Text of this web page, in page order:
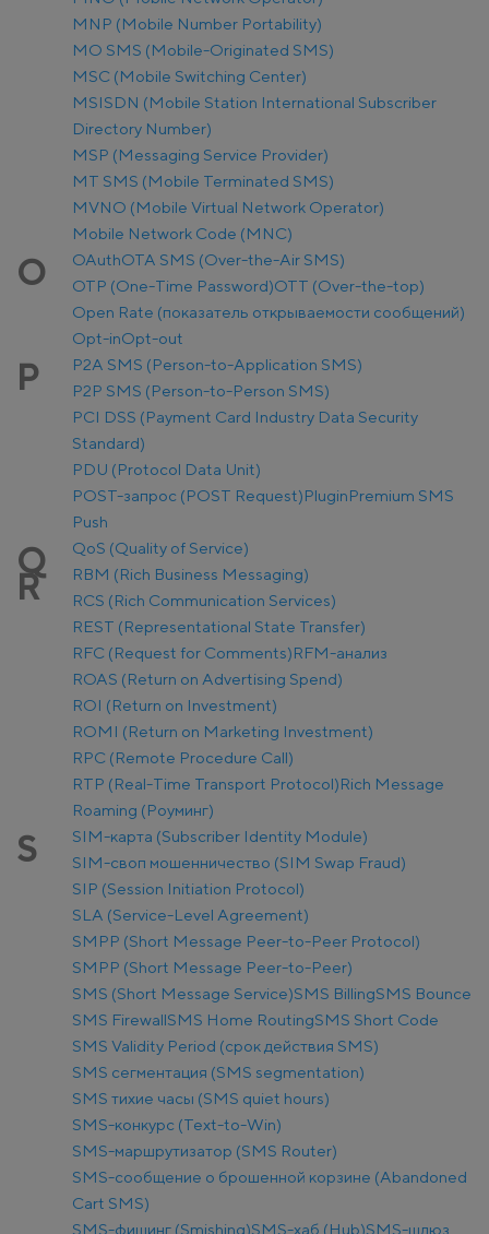
MNP (Mobile Number Portability)
MO SMS (Mobile-Originated SMS)
MSC (Mobile Switching Center)
MSISDN (Mobile Station International Subscriber
Directory Number)
MSP (Messaging Service Provider)
MT SMS (Mobile Terminated SMS)
MVNO (Mobile Virtual Network Operator)
Mobile Network Code (MNC)
O OAuthOTA SMS (Over-the-Air SMS)
OTP (One-Time Password)OTT (Over-the-top)
Open Rate (показатель открываемости сообщений)
Opt-inOpt-out
P
P2A SMS (Person-to-Application SMS)
P2P SMS (Person-to-Person SMS)
PCI DSS (Payment Card Industry Data Security
Standard)
PDU (Protocol Data Unit)
POST-запрос (POST Request)PluginPremium SMS
Push
Q QoS (Quality of Service)
R
RBM (Rich Business Messaging)
RCS (Rich Communication Services)
REST (Representational State Transfer)
RFC (Request for Comments)RFM-анализ
ROAS (Return on Advertising Spend)
ROI (Return on Investment)
ROMI (Return on Marketing Investment)
RPC (Remote Procedure Call)
RTP (Real-Time Transport Protocol)Rich Message
Roaming (Роуминг)
S
SIM-карта (Subscriber Identity Module)
SIM-своп мошенничество (SIM Swap Fraud)
SIP (Session Initiation Protocol)
SLA (Service-Level Agreement)
SMPP (Short Message Peer-to-Peer Protocol)
SMPP (Short Message Peer-to-Peer)
SMS (Short Message Service)SMS BillingSMS Bounce
SMS FirewallSMS Home RoutingSMS Short Code
SMS Validity Period (срок действия SMS)
SMS сегментация (SMS segmentation)
SMS тихие часы (SMS quiet hours)
SMS-конкурс (Text-to-Win)
SMS-маршрутизатор (SMS Router)
SMS-сообщение о брошенной корзине (Abandoned
Cart SMS)
SMS-фишинг (Smishing)SMS-хаб (Hub)SMS-шлюз